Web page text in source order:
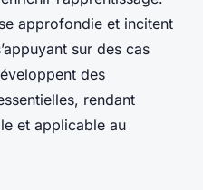
approfondie et incitent
sur des cas
des
rendant
et applicable au